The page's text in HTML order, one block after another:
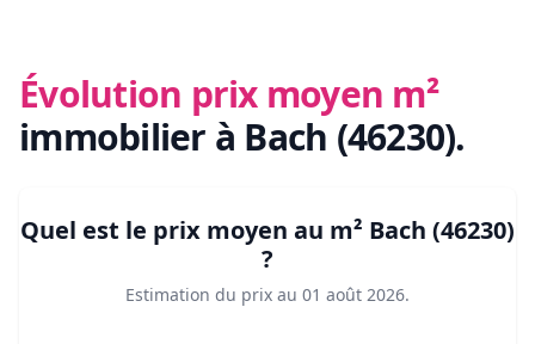
Évolution prix moyen m²
immobilier à Bach (46230).
Quel est le prix moyen au m² Bach (46230)
?
Estimation du prix au 01 août 2026.